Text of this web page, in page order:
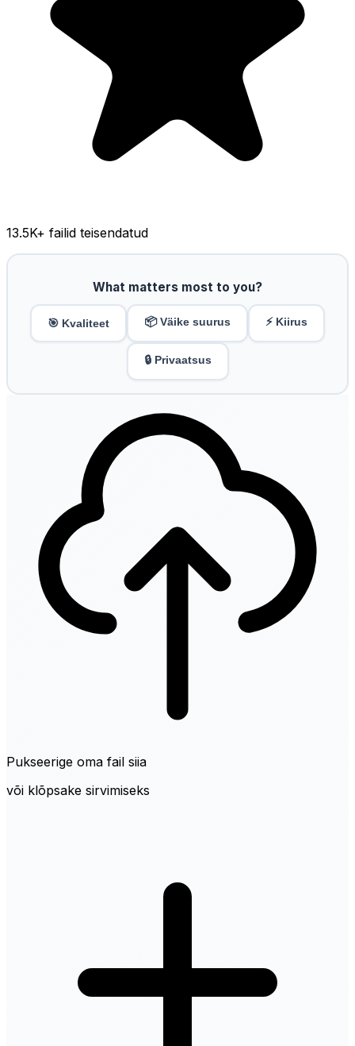
13.5K+ failid teisendatud
What matters most to you?
🎯 Kvaliteet 📦 Väike suurus ⚡ Kiirus
🔒 Privaatsus
Pukseerige oma fail siia
või klõpsake sirvimiseks